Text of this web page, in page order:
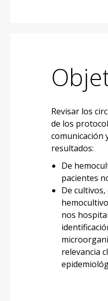
Revisar los
de los
comunicación
resultados:
De
pacientes
De
nos
relevancia